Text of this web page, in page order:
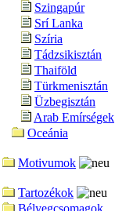
Szingapúr
Srí Lanka
Szíria
Tádzsikisztán
Thaiföld
Türkmenisztán
Üzbegisztán
Arab Emírségek
Oceánia
Motivumok
Tartozékok
Bélyegcsomagok